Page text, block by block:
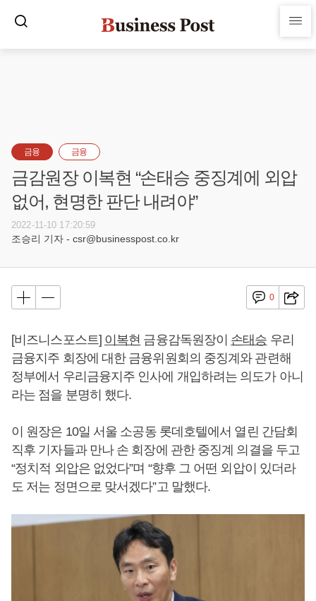
금융 금융
금감원장 이복현 “손태승 중징계에 외압
없어, 현명한 판단 내려야”
2022-11-10 17:20:59
조승리 기자 - csr@businesspost.co.kr
0
[비즈니스포스트] 이복현 금융감독원장이 손태승 우리
금융지주 회장에 대한 금융위원회의 중징계와 관련해
정부에서 우리금융지주 인사에 개입하려는 의도가 아니
라는 점을 분명히 했다.
이 원장은 10일 서울 소공동 롯데호텔에서 열린 간담회
직후 기자들과 만나 손 회장에 관한 중징계 의결을 두고
“정치적 외압은 없었다”며 “향후 그 어떤 외압이 있더라
도 저는 정면으로 맞서겠다”고 말했다.